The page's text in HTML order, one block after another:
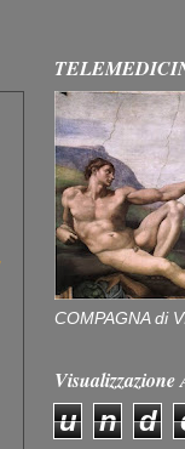
COMPAGNA di
u n d